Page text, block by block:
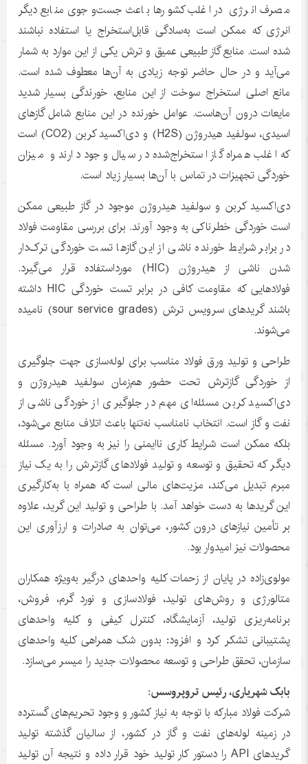
مصرف انرژی در اغلب کشورها باعث جست‌وجوی منابع دیگر
انرژی که ممکن است به‌سادگی قابل‌استخراج یا استفاده نباشند
شده است. منابع گاز طبیعی عمیق و ترش یکی از این موارد به شمار
می‌آید و در حال حاضر توجه زیادی به آن‌ها معطوف شده است.
مانع اصلی استخراج سوخت از این منابع، خورندگی بسیار شدید
مایعات درون آن‌هاست. عوامل خورنده در این منابع شامل گازهای
اسیدی، سولفید هیدروژن (H2S) و دی‌اکسید کربن (CO2) است
که اغلب همراه گاز استخراج‌شده در سیال وجود دارند و میزان
خوردگی تجهیزات در تماس با آن‌ها بسیار زیاد است.
دی‌اکسید کربن و سولفید هیدروژن موجود در گاز طبیعی ممکن
است خوردگی خطرناکی به وجود آورند. برای بررسی مقاومت فولاد
در برابر شرایط خورنده ناشی از این گازها تست خوردگی ترک‌دار
شدن ناشی از هیدروژن (HIC) مورداستفاده قرار می‌گیرد.
فولادهایی که مقاومت کافی در برابر تست خوردگی HIC داشته
باشند گریدهای سرویس ترش (sour service grades) نامیده
می‌شوند.
طراحی و تولید ورق فولاد مناسب برای لوله‌سازی جهت جلوگیری
از خوردگی گازترش تحت حضور هم‌زمان سولفید هیدروژن و
دی‌اکسید کربن مسئله‌ای مهم در جلوگیری از خوردگی ناشی از
نفت و گاز است. انتخاب نامناسب نه‌تنها باعث اتلاف منابع می‌شود،
بلکه ممکن است شرایط کاری ناایمنی را نیز به وجود آورد. مسئله
دیگر که تحقیق و توسعه و تولید فولادهای گازترش را به یک نیاز
مبرم تبدیل می‌کند، مزیت‌های مالی است که همراه با به‌کارگیری
این گریدها به دست خواهد آمد. با طراحی و تولید این گرید، علاوه
بر تأمین نیازهای درون کشور، می‌توان به صادرات و ارزآوری این
محصولات نیز امیدوار بود.
مولوی‌زاده در پایان از زحمات کلیه واحدهای درگیر به‌ویژه همکاران
متالورژی و روش‌های تولید، فولادسازی و نورد گرم، فروش،
برنامه‌ریزی تولید، آزمایشگاه، کنترل کیفی و کلیه واحدهای
پشتیبانی تشکر کرد و افزود: بدون شک همراهی کلیه واحدهای
سازمان، تحقق طراحی و توسعه محصولات جدید را میسر می‌سازد.
بابک شهریاری، رئیس تروپروسس:
شرکت فولاد مبارکه با توجه به نیاز کشور و وجود تحریم‌های گسترده
در زمینه لوله‌های نفت و گاز در کشور، از سالیان گذشته تولید
گریدهای API را دستور کار تولید خود قرار داده و نتیجه آن تولید